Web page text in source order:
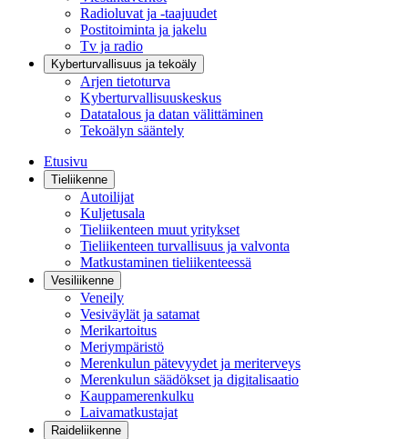
Radioluvat ja -taajuudet
Postitoiminta ja jakelu
Tv ja radio
Kyberturvallisuus ja tekoäly
Arjen tietoturva
Kyberturvallisuuskeskus
Datatalous ja datan välittäminen
Tekoälyn sääntely
Etusivu
Tieliikenne
Autoilijat
Kuljetusala
Tieliikenteen muut yritykset
Tieliikenteen turvallisuus ja valvonta
Matkustaminen tieliikenteessä
Vesiliikenne
Veneily
Vesiväylät ja satamat
Merikartoitus
Meriympäristö
Merenkulun pätevyydet ja meriterveys
Merenkulun säädökset ja digitalisaatio
Kauppamerenkulku
Laivamatkustajat
Raideliikenne